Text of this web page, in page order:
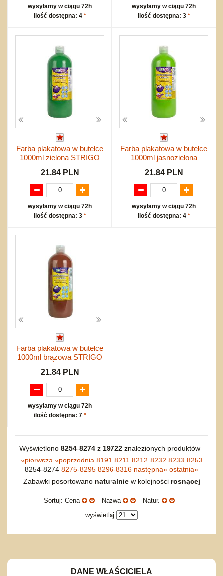
wysyłamy w ciągu 72h
ilość dostępna: 4 *
wysyłamy w ciągu 72h
ilość dostępna: 3 *
Farba plakatowa w butelce
1000ml zielona STRIGO
21.84 PLN
wysyłamy w ciągu 72h
ilość dostępna: 3 *
Farba plakatowa w butelce
1000ml jasnozielona
21.84 PLN
wysyłamy w ciągu 72h
ilość dostępna: 4 *
Farba plakatowa w butelce
1000ml brązowa STRIGO
21.84 PLN
wysyłamy w ciągu 72h
ilość dostępna: 7 *
Wyświetlono 8254-8274z 19722znalezionych produktów
«pierwsza «poprzednia 8191-8211 8212-8232 8233-8253
8254-8274 8275-8295 8296-8316 następna» ostatnia»
Zabawki posortowano naturalniew kolejności rosnącej
Sortuj: Cena Nazwa
Natur.
wyświetlaj
DANE WŁAŚCICIELA